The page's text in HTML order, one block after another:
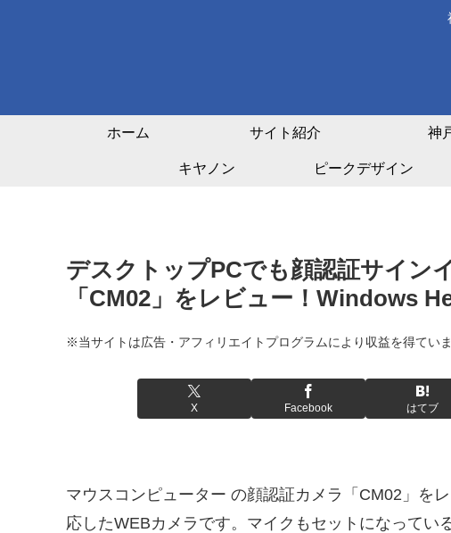
ホーム サイト紹介 神
キヤノン ピークデザイン
デスクトップPCでも顔認証サイン
「CM02」をレビュー！Windows
※当サイトは広告・アフィリエイトプログラムにより収益を得ていま
X Facebook はてブ
マウスコンピューター の顔認証カメラ「CM02」を
応したWEBカメラです。マイクもセットになってい